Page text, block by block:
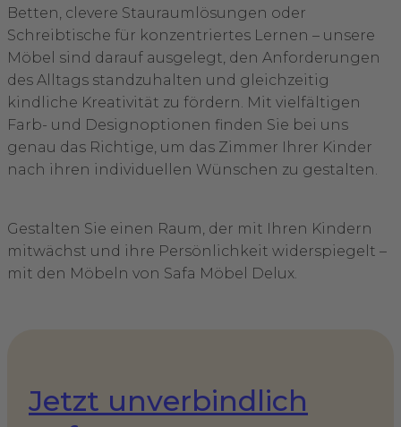
Betten, clevere Stauraumlösungen oder
Schreibtische für konzentriertes Lernen – unsere
Möbel sind darauf ausgelegt, den Anforderungen
des Alltags standzuhalten und gleichzeitig
kindliche Kreativität zu fördern. Mit vielfältigen
Farb- und Designoptionen finden Sie bei uns
genau das Richtige, um das Zimmer Ihrer Kinder
nach ihren individuellen Wünschen zu gestalten.
Gestalten Sie einen Raum, der mit Ihren Kindern
mitwächst und ihre Persönlichkeit widerspiegelt –
mit den Möbeln von Safa Möbel Delux.
Jetzt unverbindlich